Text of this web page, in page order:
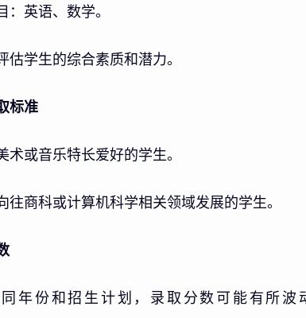
：英语、数学。
估学生的综合素质和潜力。
标准
术或音乐特长爱好的学生。
往商科或计算机科学相关领域发展的学生。
年份和招生计划，录取分数可能有所波